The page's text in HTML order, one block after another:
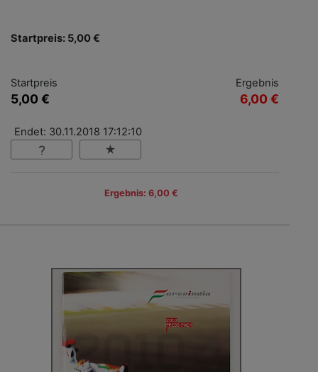
Startpreis: 5,00 €
Startpreis
5,00 €
Ergebnis
6,00 €
Endet: 30.11.2018 17:12:10
Ergebnis: 6,00 €